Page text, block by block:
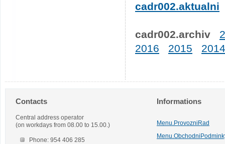
cadr002.aktualni
cadr002.archiv
2016
2015 2014
Contacts
Central address operator
(on workdays from 08.00 to 15.00.)
Phone: 954 406 285
Informations
Menu.ProvozniRad